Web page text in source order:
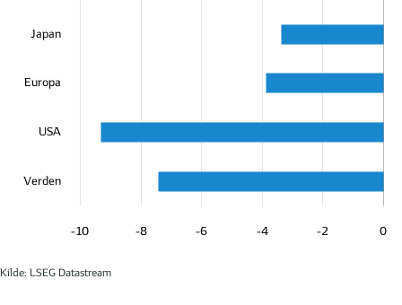
Japan
Europa
USA
Verden
-10 -8 -6 -4 -2 0
Kilde: LSEG Datastream